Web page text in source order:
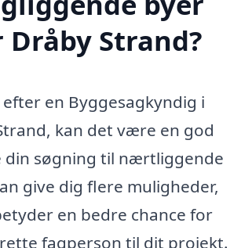
Strand?
en Byggesagkyndig i
kan det være en god
din søgning til nærtliggende
give dig flere muligheder,
en bedre chance for
fagperson til dit projekt.